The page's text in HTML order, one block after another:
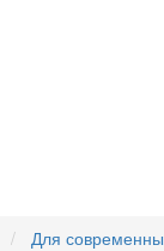
Для